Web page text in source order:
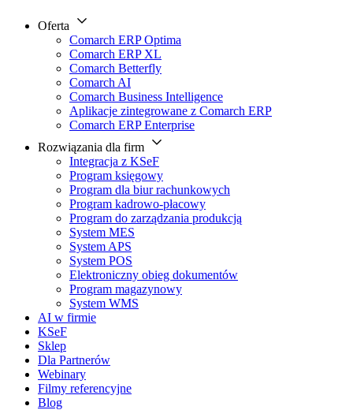
Oferta
Comarch ERP Optima
Comarch ERP XL
Comarch Betterfly
Comarch AI
Comarch Business Intelligence
Aplikacje zintegrowane z Comarch ERP
Comarch ERP Enterprise
Rozwiązania dla firm
Integracja z KSeF
Program księgowy
Program dla biur rachunkowych
Program kadrowo-płacowy
Program do zarządzania produkcją
System MES
System APS
System POS
Elektroniczny obieg dokumentów
Program magazynowy
System WMS
AI w firmie
KSeF
Sklep
Dla Partnerów
Webinary
Filmy referencyjne
Blog